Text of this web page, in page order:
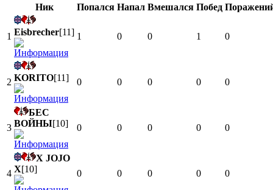
Ник Попался Напал Вмешался Побед
1 Eisbrecher[11] 1 0 0 1 0
2 KORITO[11] 0 0 0 0 0
3
БЕС
ВОЙНЫ[10] 0 0 0 0 0
4
X JOJO
X[10] 0 0 0 0 0